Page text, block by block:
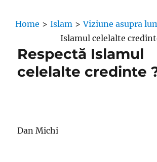
Home > Islam > Viziune asupra
Islamul celelalte
Respectă Islamul
celelalte credinte
Dan Michi